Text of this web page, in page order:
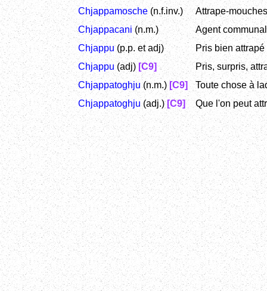
Chjappamosche(n.f.inv.)
Attrape-mouches
Chjappacani(n.m.)
Agent
Chjappu(p.p. et adj)
Pris bien
Chjappu (adj) [C9]
Pris, surpris,
Chjappatoghju(n.m.) [C9]
Toute chose à
Chjappatoghju(adj.) [C9] Que l'on peut